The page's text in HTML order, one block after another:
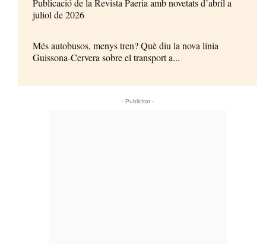
Publicació de la Revista Paeria amb novetats d’abril a
juliol de 2026
Més autobusos, menys tren? Què diu la nova línia
Guissona-Cervera sobre el transport a...
- Publicitat -